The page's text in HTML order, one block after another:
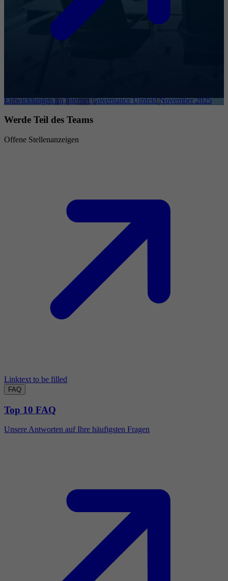
Entwicklungen im Internet Governance Umfeld November 2025
Werde Teil des Teams
Offene Stellenanzeigen
Linktext to be filled
FAQ
Top 10 FAQ
Unsere Antworten auf Ihre häufigsten Fragen